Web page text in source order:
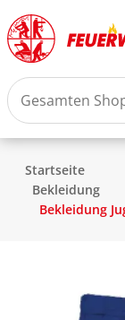
Startseite
Bekleidung
Bekleidung